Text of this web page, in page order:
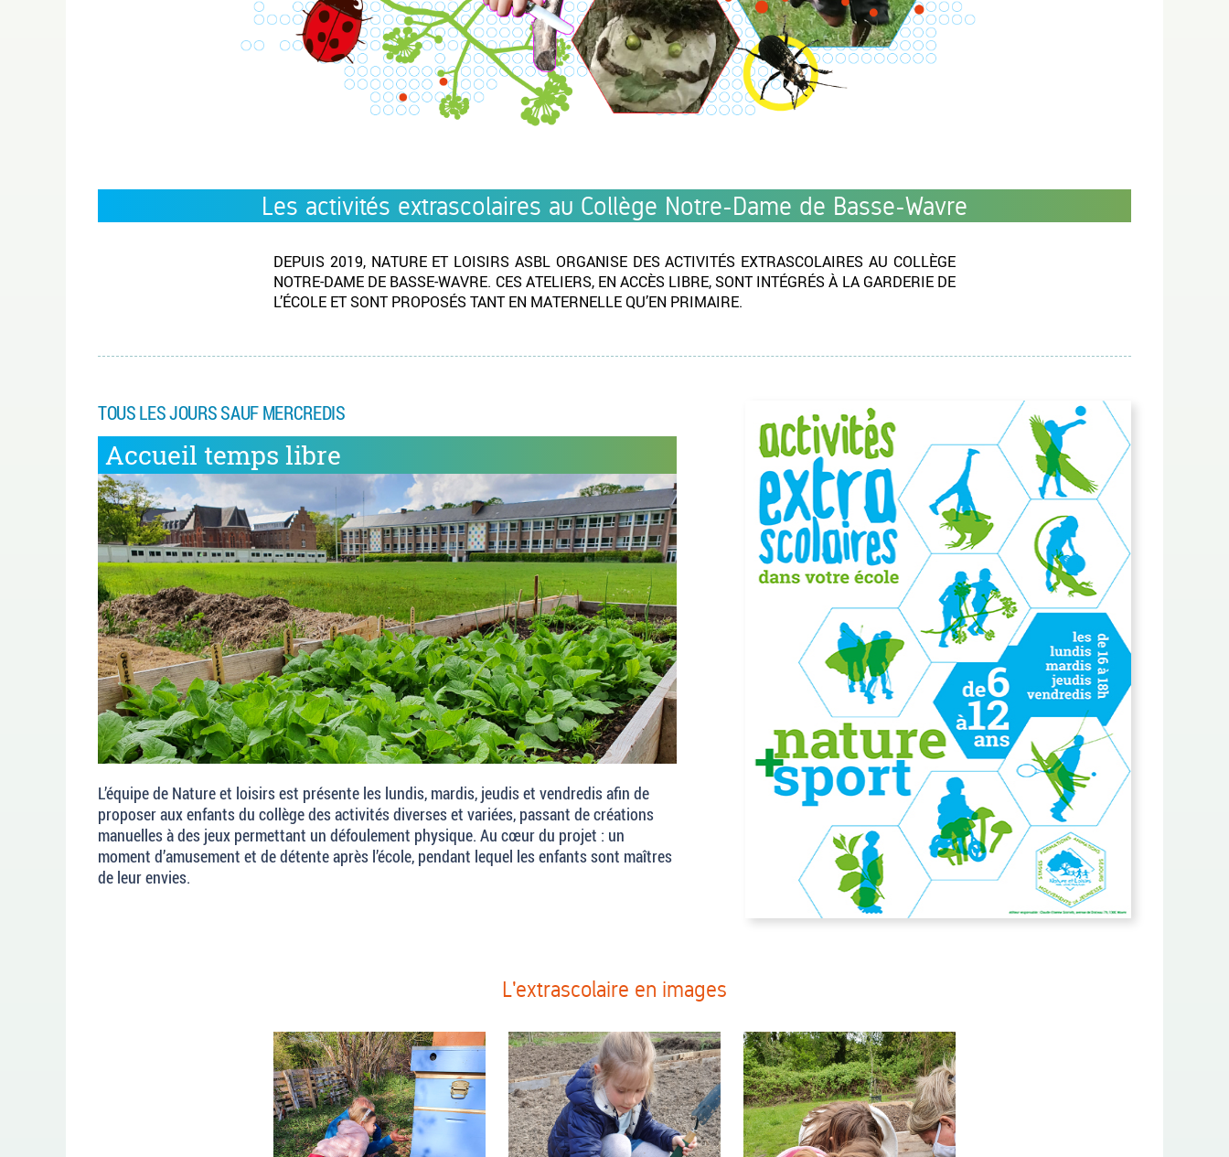
Les activités extrascolaires au Collège Notre-Dame de Basse-Wavre
DEPUIS 2019, NATURE ET LOISIRS ASBL ORGANISE DES ACTIVITÉS EXTRASCOLAIRES AU COLLÈGE
NOTRE-DAME DE BASSE-WAVRE. CES ATELIERS, EN ACCÈS LIBRE, SONT INTÉGRÉS À LA GARDERIE DE
L’ÉCOLE ET SONT PROPOSÉS TANT EN MATERNELLE QU’EN PRIMAIRE.
TOUS LES JOURS SAUF MERCREDIS
Accueil temps libre
L’équipe de Nature et loisirs est présente les lundis, mardis, jeudis et vendredis afin de
proposer aux enfants du collège des activités diverses et variées, passant de créations
manuelles à des jeux permettant un défoulement physique. Au cœur du projet : un
moment d’amusement et de détente après l’école, pendant lequel les enfants sont maîtres
de leur envies.
L'extrascolaire en images